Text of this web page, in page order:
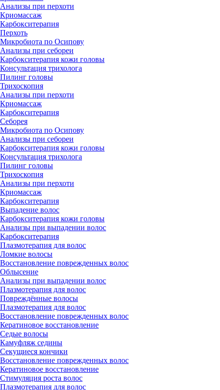
Анализы при перхоти
Криомассаж
Карбокситерапия
Перхоть
Микробиота по Осипову
Анализы при себореи
Карбокситерапия кожи головы
Консультация трихолога
Пилинг головы
Трихоскопия
Анализы при перхоти
Криомассаж
Карбокситерапия
Себорея
Микробиота по Осипову
Анализы при себореи
Карбокситерапия кожи головы
Консультация трихолога
Пилинг головы
Трихоскопия
Анализы при перхоти
Криомассаж
Карбокситерапия
Выпадение волос
Карбокситерапия кожи головы
Анализы при выпадении волос
Карбокситерапия
Плазмотерапия для волос
Ломкие волосы
Восстановление поврежденных волос
Облысение
Анализы при выпадении волос
Плазмотерапия для волос
Повреждённые волосы
Плазмотерапия для волос
Восстановление поврежденных волос
Кератиновое восстановление
Седые волосы
Камуфляж седины
Секущиеся кончики
Восстановление поврежденных волос
Кератиновое восстановление
Стимуляция роста волос
Плазмотерапия для волос